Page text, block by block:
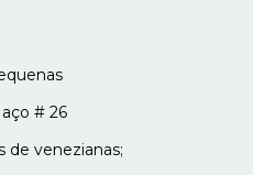
# 26
de venezianas;